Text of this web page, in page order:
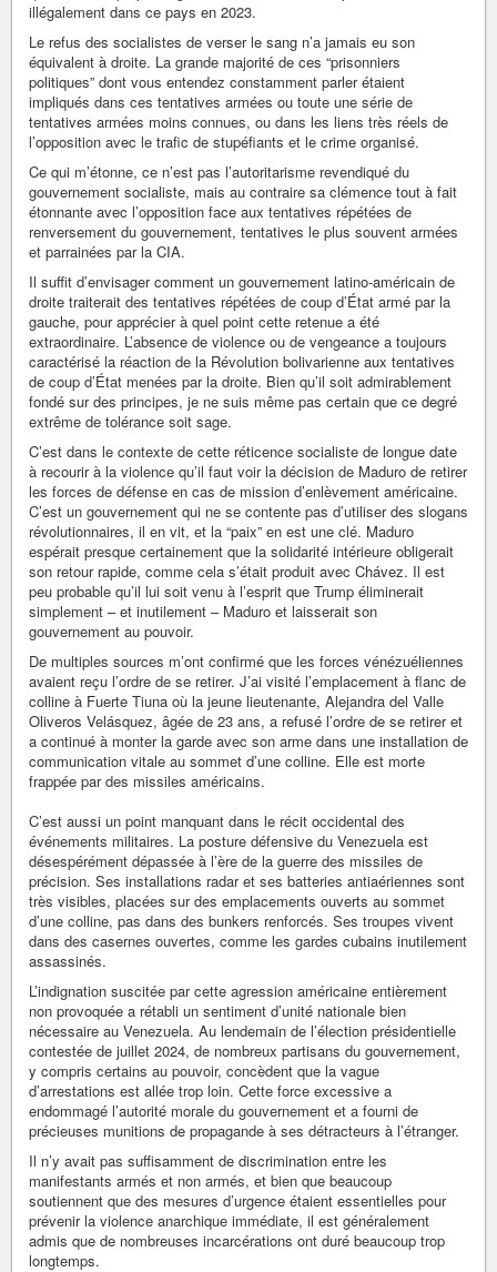
illégalement dans ce pays en 2023.
Le refus des socialistes de verser le sang n’a jamais eu son
équivalent à droite. La grande majorité de ces “prisonniers
politiques” dont vous entendez constamment parler étaient
impliqués dans ces tentatives armées ou toute une série de
tentatives armées moins connues, ou dans les liens très réels de
l’opposition avec le trafic de stupéfiants et le crime organisé.
Ce qui m’étonne, ce n’est pas l’autoritarisme revendiqué du
gouvernement socialiste, mais au contraire sa clémence tout à fait
étonnante avec l’opposition face aux tentatives répétées de
renversement du gouvernement, tentatives le plus souvent armées
et parrainées par la CIA.
Il suffit d’envisager comment un gouvernement latino-américain de
droite traiterait des tentatives répétées de coup d’État armé par la
gauche, pour apprécier à quel point cette retenue a été
extraordinaire. L’absence de violence ou de vengeance a toujours
caractérisé la réaction de la Révolution bolivarienne aux tentatives
de coup d’État menées par la droite. Bien qu’il soit admirablement
fondé sur des principes, je ne suis même pas certain que ce degré
extrême de tolérance soit sage.
C’est dans le contexte de cette réticence socialiste de longue date
à recourir à la violence qu’il faut voir la décision de Maduro de retirer
les forces de défense en cas de mission d’enlèvement américaine.
C’est un gouvernement qui ne se contente pas d’utiliser des slogans
révolutionnaires, il en vit, et la “paix” en est une clé. Maduro
espérait presque certainement que la solidarité intérieure obligerait
son retour rapide, comme cela s’était produit avec Chávez. Il est
peu probable qu’il lui soit venu à l’esprit que Trump éliminerait
simplement – et inutilement – Maduro et laisserait son
gouvernement au pouvoir.
De multiples sources m’ont confirmé que les forces vénézuéliennes
avaient reçu l’ordre de se retirer. J’ai visité l’emplacement à flanc de
colline à Fuerte Tiuna où la jeune lieutenante, Alejandra del Valle
Oliveros Velásquez, âgée de 23 ans, a refusé l’ordre de se retirer et
a continué à monter la garde avec son arme dans une installation de
communication vitale au sommet d’une colline. Elle est morte
frappée par des missiles américains.
C’est aussi un point manquant dans le récit occidental des
événements militaires. La posture défensive du Venezuela est
désespérément dépassée à l’ère de la guerre des missiles de
précision. Ses installations radar et ses batteries antiaériennes sont
très visibles, placées sur des emplacements ouverts au sommet
d’une colline, pas dans des bunkers renforcés. Ses troupes vivent
dans des casernes ouvertes, comme les gardes cubains inutilement
assassinés.
L’indignation suscitée par cette agression américaine entièrement
non provoquée a rétabli un sentiment d’unité nationale bien
nécessaire au Venezuela. Au lendemain de l’élection présidentielle
contestée de juillet 2024, de nombreux partisans du gouvernement,
y compris certains au pouvoir, concèdent que la vague
d’arrestations est allée trop loin. Cette force excessive a
endommagé l’autorité morale du gouvernement et a fourni de
précieuses munitions de propagande à ses détracteurs à l’étranger.
Il n’y avait pas suffisamment de discrimination entre les
manifestants armés et non armés, et bien que beaucoup
soutiennent que des mesures d’urgence étaient essentielles pour
prévenir la violence anarchique immédiate, il est généralement
admis que de nombreuses incarcérations ont duré beaucoup trop
longtemps.